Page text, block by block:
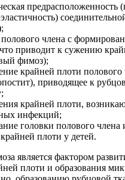
предрасположенность
полового члена с
приводит к сужению
фимоз);
крайней плоти полового
приводящее к
крайней плоти,
инфекций;
головки полового члена
плоти у детей.
является фактором
плоти и образования